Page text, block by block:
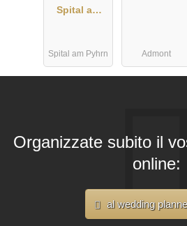
Spital am
Spital am Pyhrn Admont
Organizzate subito il
online:
al wedding